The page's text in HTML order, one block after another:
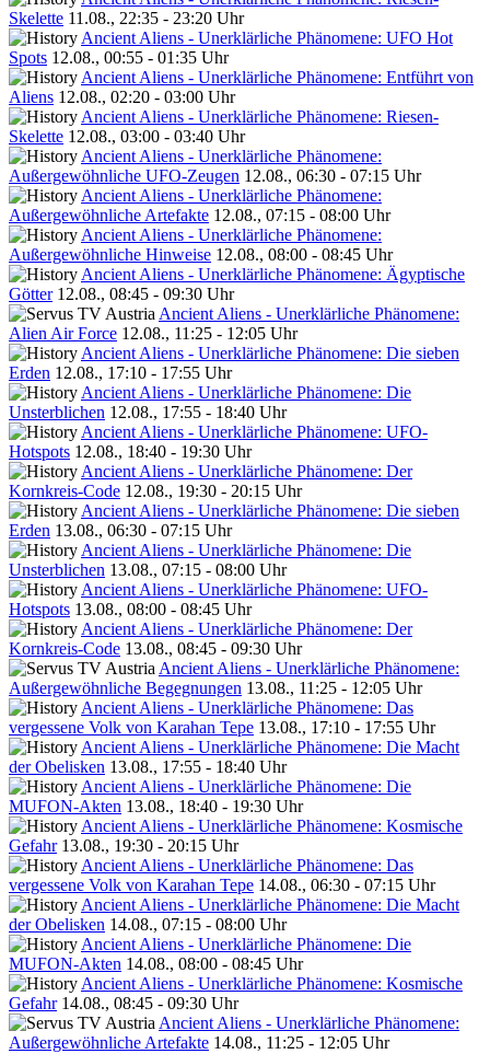
Skelette 11.08., 22:35 - 23:20 Uhr
Ancient Aliens - Unerklärliche Phänomene: UFO Hot
Spots 12.08., 00:55 - 01:35 Uhr
Ancient Aliens - Unerklärliche Phänomene: Entführt von
Aliens 12.08., 02:20 - 03:00 Uhr
Ancient Aliens - Unerklärliche Phänomene: Riesen-
Skelette 12.08., 03:00 - 03:40 Uhr
Ancient Aliens - Unerklärliche Phänomene:
Außergewöhnliche UFO-Zeugen 12.08., 06:30 - 07:15 Uhr
Ancient Aliens - Unerklärliche Phänomene:
Außergewöhnliche Artefakte 12.08., 07:15 - 08:00 Uhr
Ancient Aliens - Unerklärliche Phänomene:
Außergewöhnliche Hinweise 12.08., 08:00 - 08:45 Uhr
Ancient Aliens - Unerklärliche Phänomene: Ägyptische
Götter 12.08., 08:45 - 09:30 Uhr
Ancient Aliens - Unerklärliche Phänomene:
Alien Air Force 12.08., 11:25 - 12:05 Uhr
Ancient Aliens - Unerklärliche Phänomene: Die sieben
Erden 12.08., 17:10 - 17:55 Uhr
Ancient Aliens - Unerklärliche Phänomene: Die
Unsterblichen 12.08., 17:55 - 18:40 Uhr
Ancient Aliens - Unerklärliche Phänomene: UFO-
Hotspots 12.08., 18:40 - 19:30 Uhr
Ancient Aliens - Unerklärliche Phänomene: Der
Kornkreis-Code 12.08., 19:30 - 20:15 Uhr
Ancient Aliens - Unerklärliche Phänomene: Die sieben
Erden 13.08., 06:30 - 07:15 Uhr
Ancient Aliens - Unerklärliche Phänomene: Die
Unsterblichen 13.08., 07:15 - 08:00 Uhr
Ancient Aliens - Unerklärliche Phänomene: UFO-
Hotspots 13.08., 08:00 - 08:45 Uhr
Ancient Aliens - Unerklärliche Phänomene: Der
Kornkreis-Code 13.08., 08:45 - 09:30 Uhr
Ancient Aliens - Unerklärliche Phänomene:
Außergewöhnliche Begegnungen 13.08., 11:25 - 12:05 Uhr
Ancient Aliens - Unerklärliche Phänomene: Das
vergessene Volk von Karahan Tepe 13.08., 17:10 - 17:55 Uhr
Ancient Aliens - Unerklärliche Phänomene: Die Macht
der Obelisken 13.08., 17:55 - 18:40 Uhr
Ancient Aliens - Unerklärliche Phänomene: Die
MUFON-Akten 13.08., 18:40 - 19:30 Uhr
Ancient Aliens - Unerklärliche Phänomene: Kosmische
Gefahr 13.08., 19:30 - 20:15 Uhr
Ancient Aliens - Unerklärliche Phänomene: Das
vergessene Volk von Karahan Tepe 14.08., 06:30 - 07:15 Uhr
Ancient Aliens - Unerklärliche Phänomene: Die Macht
der Obelisken 14.08., 07:15 - 08:00 Uhr
Ancient Aliens - Unerklärliche Phänomene: Die
MUFON-Akten 14.08., 08:00 - 08:45 Uhr
Ancient Aliens - Unerklärliche Phänomene: Kosmische
Gefahr 14.08., 08:45 - 09:30 Uhr
Ancient Aliens - Unerklärliche Phänomene:
Außergewöhnliche Artefakte 14.08., 11:25 - 12:05 Uhr